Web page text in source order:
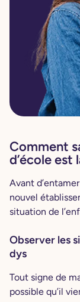
Comment
d’école est
Avant
nouvel
situation de
Observer les
dys
Tout signe de
possible qu’il